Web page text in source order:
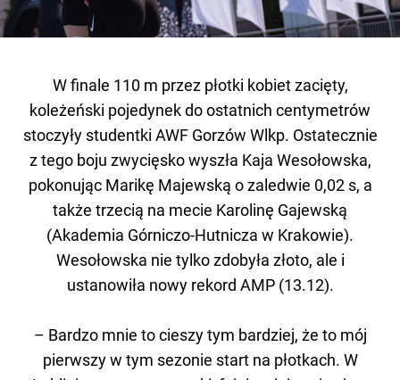
W finale 110 m przez płotki kobiet zacięty,
koleżeński pojedynek do ostatnich centymetrów
stoczyły studentki AWF Gorzów Wlkp. Ostatecznie
z tego boju zwycięsko wyszła Kaja Wesołowska,
pokonując Marikę Majewską o zaledwie 0,02 s, a
także trzecią na mecie Karolinę Gajewską
(Akademia Górniczo-Hutnicza w Krakowie).
Wesołowska nie tylko zdobyła złoto, ale i
ustanowiła nowy rekord AMP (13.12).
– Bardzo mnie to cieszy tym bardziej, że to mój
pierwszy w tym sezonie start na płotkach. W